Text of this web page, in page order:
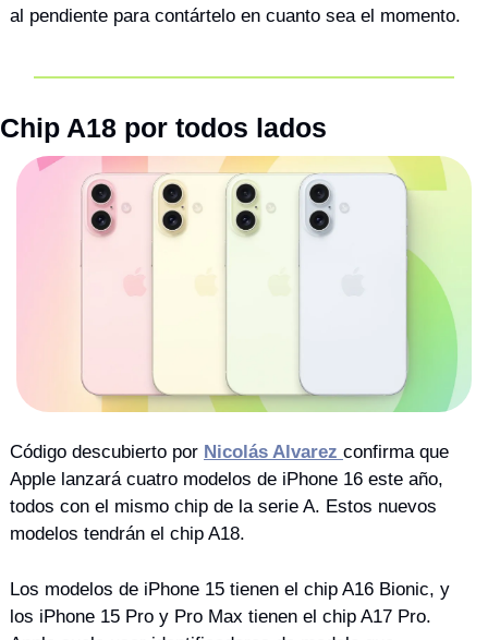
al pendiente para contártelo en cuanto sea el momento.
Chip A18 por todos lados
Código descubierto por Nicolás Alvarez confirma que
Apple lanzará cuatro modelos de iPhone 16 este año,
todos con el mismo chip de la serie A. Estos nuevos
modelos tendrán el chip A18.
Los modelos de iPhone 15 tienen el chip A16 Bionic, y
los iPhone 15 Pro y Pro Max tienen el chip A17 Pro.